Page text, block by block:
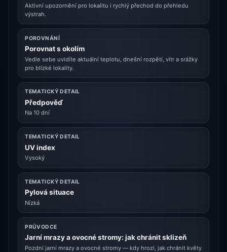
Aktivní upozornění pro lokalitu i rychlý přechod do přehledu
výstrah.
POROVNÁNÍ
Porovnat s okolím
Vedle sebe uvidíte aktuální teplotu, dnešní rozpětí, vítr a srážky
pro blízké lokality.
TEMATICKÝ DETAIL
Předpověď
Na 10 dní
TEMATICKÝ DETAIL
UV index
Vysoký
TEMATICKÝ DETAIL
Pylová situace
Nízká
PRŮVODCE
Jarní mrazy a ovocné stromy: jak chránit sklizeň
Pozdní jarní mrazy a ovocné stromy — kdy hrozí, jak chránit květy